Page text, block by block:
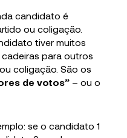
candidato é
ou coligação.
tiver muitos
para outros
coligação. São os
de votos” – ou o
se o candidato 1